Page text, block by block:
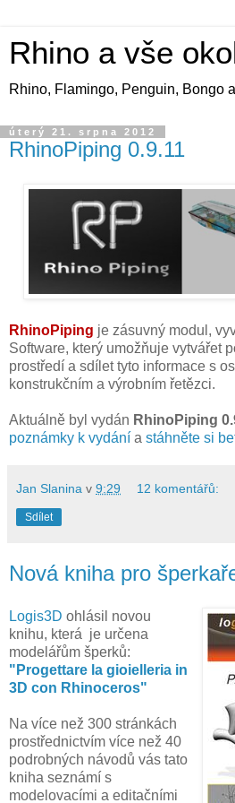
Rhino a vše
Rhino, Flamingo, Penguin, Bongo
úterý 21. srpna 2012
RhinoPiping 0.9.11
RhinoPiping je zásuvný modul,
Software, který umožňuje vytvářet
prostředí a sdílet tyto informace s
konstrukčním a výrobním řetězci.
Aktuálně byl vydán RhinoPiping
poznámky k vydání a stáhněte si
Jan Slanina v 9:29 12 komentářů:
Sdílet
Nová kniha pro
Logis3D ohlásil novou
knihu, která je určena
modelářům šperků:
"Progettare la gioielleria in
3D con Rhinoceros"
Na více než 300 stránkách
prostřednictvím více než 40
podrobných návodů vás tato
kniha seznámí s
modelovacími a editačními